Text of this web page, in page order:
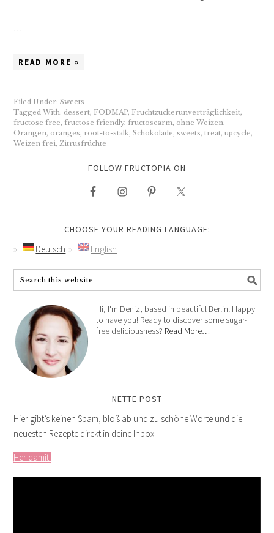
…
READ MORE »
Filed Under:Sweets
Tagged With: dessert, FODMAP, Fruchtzuckerunverträglichkeit,
fructose free,fructose friendly,fructosearm, ohne Weizen,
Orangen, oranges, root-to-stalk,Schokolade, sweets,treat,upcycle,
Weizen frei,Zitrusfrüchte
FOLLOW FRUCTOPIA ON
CHOOSE YOUR READING LANGUAGE:
Deutsch English
Hi, I'm Deniz, based in beautiful Berlin! Happy
to have you! Ready to discover some sugar-
free deliciousness? Read More…
NETTE POST
Hier gibt’s keinen Spam, bloß ab und zu schöne Worte und die
neuesten Rezepte direkt in deine Inbox.
Her damit!